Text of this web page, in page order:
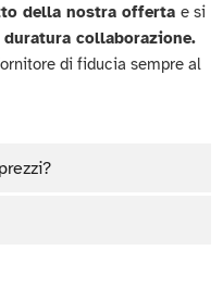
della nostra offertae si
collaborazione.
di fiducia sempre al